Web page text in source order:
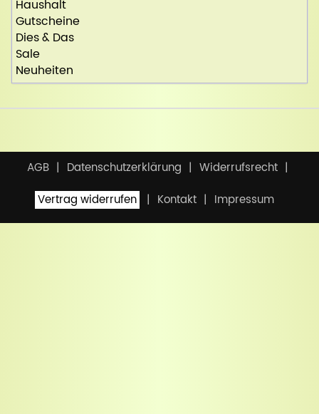
Haushalt
Gutscheine
Dies & Das
Sale
Neuheiten
AGB Datenschutzerklärung
Widerrufsrecht
Vertrag widerrufen
Kontakt Impressum